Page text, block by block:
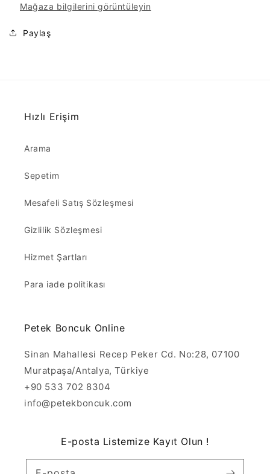
Mağaza bilgilerini görüntüleyin
Paylaş
Hızlı Erişim
Arama
Sepetim
Mesafeli Satış Sözleşmesi
Gizlilik Sözleşmesi
Hizmet Şartları
Para iade politikası
Petek Boncuk Online
Sinan Mahallesi Recep Peker Cd. No:28, 07100
Muratpaşa/Antalya, Türkiye
+90 533 702 8304
info@petekboncuk.com
E-posta Listemize Kayıt Olun !